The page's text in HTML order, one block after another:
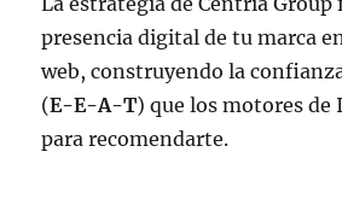
presencia digital de tu marca
web, construyendo la
(E-E-A-T) que los motores de
para recomendarte.